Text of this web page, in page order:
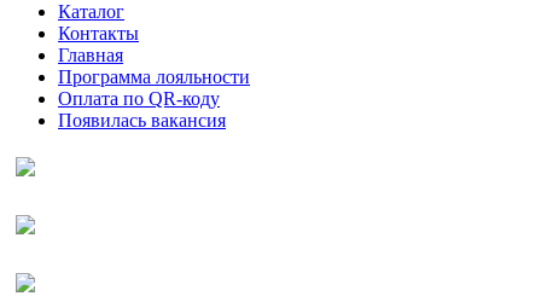
Каталог
Контакты
Главная
Программа лояльности
Оплата по QR-коду
Появилась вакансия